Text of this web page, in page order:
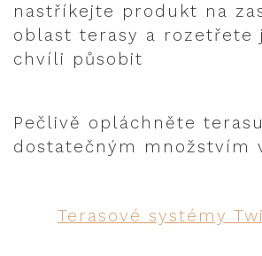
nastříkejte produkt na
oblast terasy a rozetřete
chvíli působit
Pečlivě opláchněte terasu
dostatečným množstvím
Terasové systémy